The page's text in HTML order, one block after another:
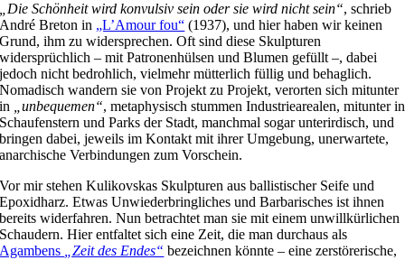
„Die Schönheit wird konvulsiv sein oder sie wird nicht sein“, schrieb
André Breton in „L’Amour fou“ (1937), und hier haben wir keinen
Grund, ihm zu widersprechen. Oft sind diese Skulpturen
widersprüchlich – mit Patronenhülsen und Blumen gefüllt –, dabei
jedoch nicht bedrohlich, vielmehr mütterlich füllig und behaglich.
Nomadisch wandern sie von Projekt zu Projekt, verorten sich mitunter
in „unbequemen“, metaphysisch stummen Industriearealen, mitunter in
Schaufenstern und Parks der Stadt, manchmal sogar unterirdisch, und
bringen dabei, jeweils im Kontakt mit ihrer Umgebung, unerwartete,
anarchische Verbindungen zum Vorschein.
Vor mir stehen Kulikovskas Skulpturen aus ballistischer Seife und
Epoxidharz. Etwas Unwiederbringliches und Barbarisches ist ihnen
bereits widerfahren. Nun betrachtet man sie mit einem unwillkürlichen
Schaudern. Hier entfaltet sich eine Zeit, die man durchaus als
Agambens „Zeit des Endes“ bezeichnen könnte – eine zerstörerische,